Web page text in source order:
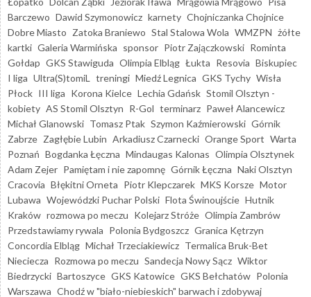
Barczewo Dawid Szymonowicz karnety Chojniczanka Chojnice
Dobre Miasto Zatoka Braniewo Stal Stalowa Wola WMZPN żółte
kartki Galeria Warmińska sponsor Piotr Zajączkowski Rominta
Gołdap GKS Stawiguda Olimpia Elbląg Łukta Resovia Biskupiec
I liga Ultra(S)tomiL treningi Miedź Legnica GKS Tychy Wisła
Płock III liga Korona Kielce Lechia Gdańsk Stomil Olsztyn -
kobiety AS Stomil Olsztyn R-Gol terminarz Paweł Alancewicz
Michał Glanowski Tomasz Ptak Szymon Kaźmierowski Górnik
Zabrze Zagłębie Lubin Arkadiusz Czarnecki Orange Sport Warta
Poznań Bogdanka Łęczna Mindaugas Kalonas Olimpia Olsztynek
Adam Zejer Pamiętam i nie zapomnę Górnik Łęczna Naki Olsztyn
Cracovia Błękitni Orneta Piotr Klepczarek MKS Korsze Motor
Lubawa Wojewódzki Puchar Polski Flota Świnoujście Hutnik
Kraków rozmowa po meczu Kolejarz Stróże Olimpia Zambrów
Przedstawiamy rywala Polonia Bydgoszcz Granica Kętrzyn
Concordia Elbląg Michał Trzeciakiewicz Termalica Bruk-Bet
Nieciecza Rozmowa po meczu Sandecja Nowy Sącz Wiktor
Biedrzycki Bartoszyce GKS Katowice GKS Bełchatów Polonia
Warszawa Chodź w "biało-niebieskich" barwach i zdobywaj